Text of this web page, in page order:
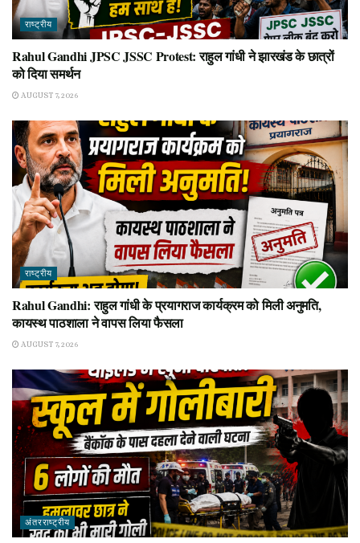
राष्ट्रीय
Rahul Gandhi JPSC JSSC Protest: राहुल गांधी ने झारखंड के छात्रों
को दिया समर्थन
AUGUST 7, 2026
राष्ट्रीय
Rahul Gandhi: राहुल गांधी के प्रयागराज कार्यक्रम को मिली अनुमति,
कायस्थ पाठशाला ने वापस लिया फैसला
AUGUST 7, 2026
अंतरराष्ट्रीय